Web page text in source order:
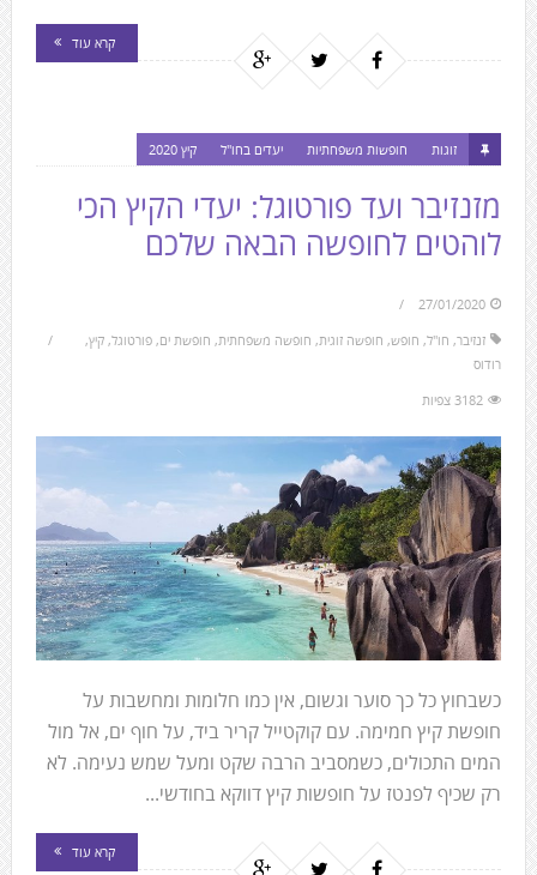
קרא עוד
זוגות חופשות משפחתיות יעדים בחו"ל קיץ 2020
מזנזיבר ועד פורטוגל: יעדי הקיץ הכי
לוהטים לחופשה הבאה שלכם
27/01/2020
זנזיבר, חו"ל, חופש, חופשה זוגית, חופשה משפחתית, חופשת ים, פורטוגל, קיץ,
רודוס
3182 צפיות
כשבחוץ כל כך סוער וגשום, אין כמו חלומות ומחשבות על
חופשת קיץ חמימה. עם קוקטייל קריר ביד, על חוף ים, אל מול
המים התכולים, כשמסביב הרבה שקט ומעל שמש נעימה. לא
רק שכיף לפנטז על חופשות קיץ דווקא בחודשי...
קרא עוד